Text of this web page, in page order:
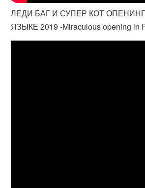
ЛЕДИ БАГ И СУПЕР КОТ
ЯЗЫКЕ 2019 -Miraculous opening in